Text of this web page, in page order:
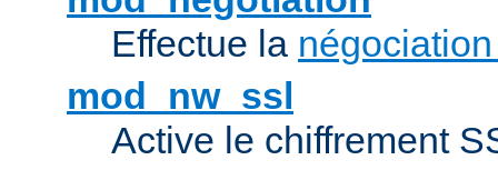
Effectue la
mod_nw_ssl
Active le chiffrement